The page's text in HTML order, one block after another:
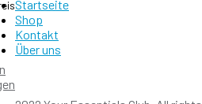
Startseite
Shop
Kontakt
Über uns